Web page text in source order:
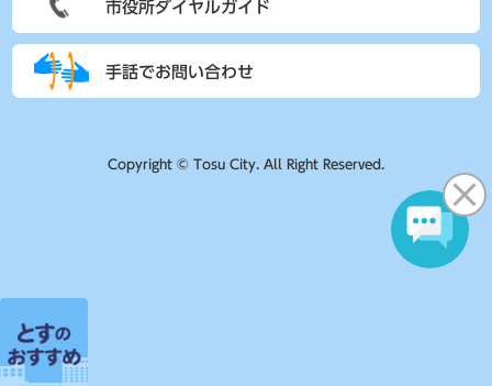
市役所ダイヤルガイド
手話でお問い合わせ
Copyright © Tosu City. All Right Reserved.